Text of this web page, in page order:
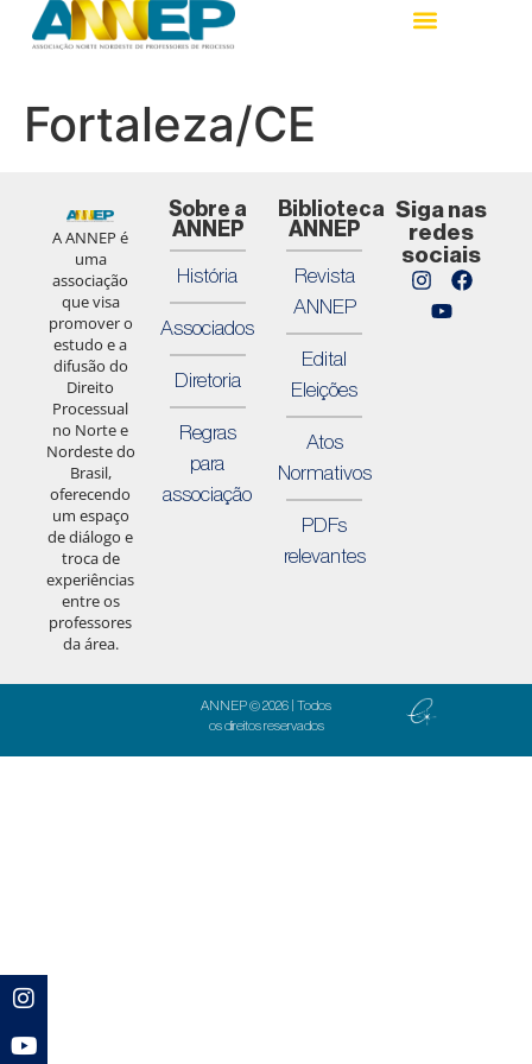
Fortaleza/CE
A ANNEP é
uma
associação
que visa
promover o
estudo e a
difusão do
Direito
Processual
no Norte e
Nordeste do
Brasil,
oferecendo
um espaço
de diálogo e
troca de
experiências
entre os
professores
da área.
Sobre a
ANNEP
História
Associados
Diretoria
Regras
para
associação
Biblioteca
ANNEP
Revista
ANNEP
Edital
Eleições
Atos
Normativos
PDFs
relevantes
Siga nas
redes
sociais
ANNEP © 2026 | Todos
os direitos reservados